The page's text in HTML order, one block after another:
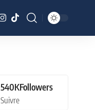
540KFollowers
Suivre